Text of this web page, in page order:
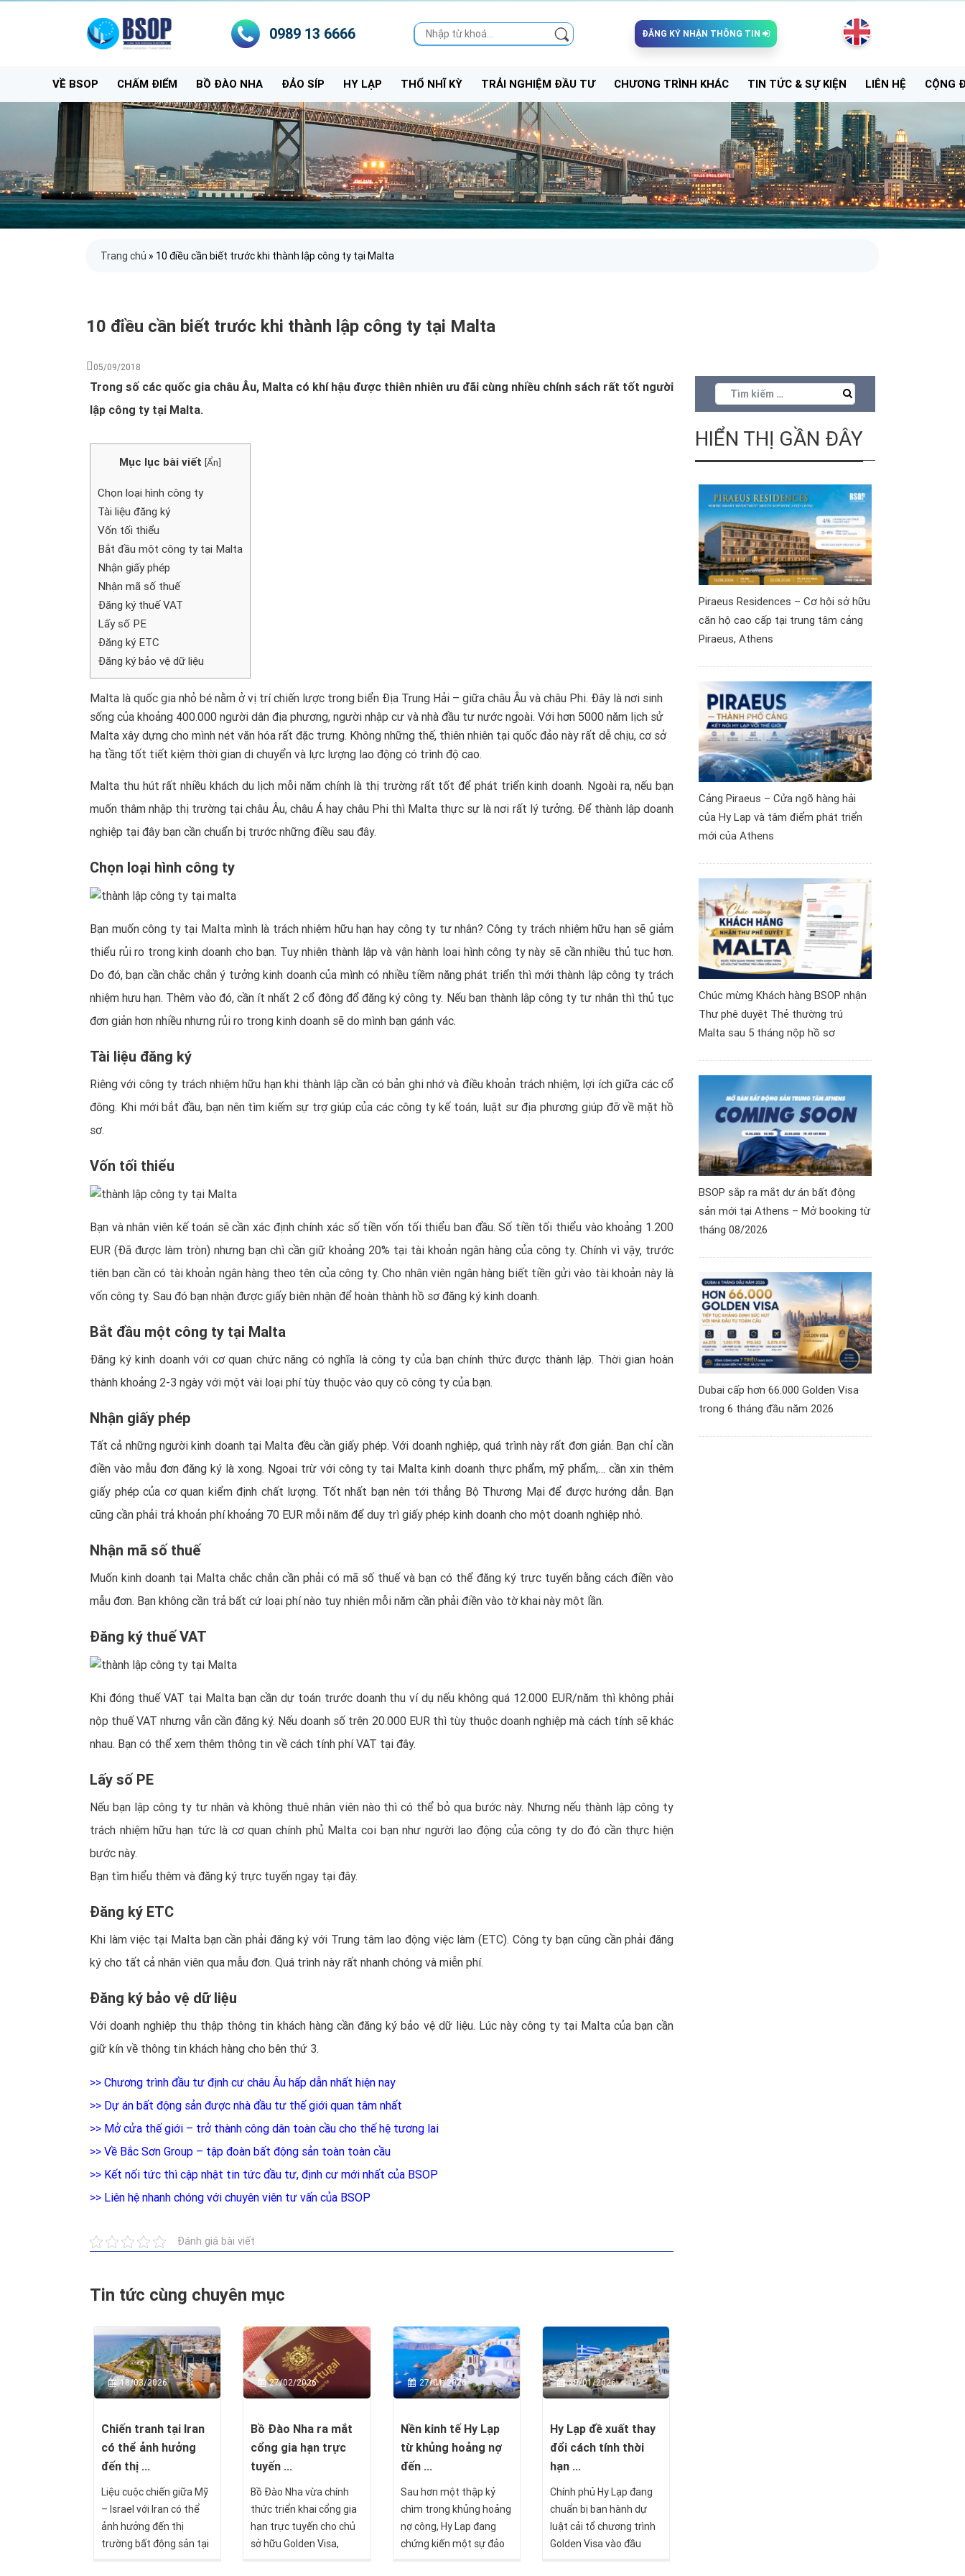
0989 13 6666 ĐĂNG KÝ NHẬN THÔNG TIN
VỀ BSOP CHẤM ĐIỂM BỒ ĐÀO NHA ĐẢO SÍP HY LẠP THỔ NHĨ KỲ TRẢI NGHIỆM ĐẦU TƯ CHƯƠNG TRÌNH KHÁC TIN TỨC & SỰ KIỆN LIÊN HỆ CỘNG
Trang chủ » 10 điều cần biết trước khi thành lập công ty tại Malta
10 điều cần biết trước khi thành lập công ty tại Malta
05/09/2018
Trong số các quốc gia châu Âu, Malta có khí hậu được thiên nhiên ưu đãi cùng nhiều chính sách rất tốt người
lập công ty tại Malta.
Mục lục bài viết [Ẩn]
Chọn loại hình công ty
Tài liệu đăng ký
Vốn tối thiểu
Bắt đầu một công ty tại Malta
Nhận giấy phép
Nhận mã số thuế
Đăng ký thuế VAT
Lấy số PE
Đăng ký ETC
Đăng ký bảo vệ dữ liệu
Malta là quốc gia nhỏ bé nằm ở vị trí chiến lược trong biển Địa Trung Hải – giữa châu Âu và châu Phi. Đây là nơi sinh
sống của khoảng 400.000 người dân địa phương, người nhập cư và nhà đầu tư nước ngoài. Với hơn 5000 năm lịch sử
Malta xây dựng cho mình nét văn hóa rất đặc trưng. Không những thế, thiên nhiên tại quốc đảo này rất dễ chịu, cơ sở
hạ tầng tốt tiết kiệm thời gian di chuyển và lực lượng lao động có trình độ cao.
Malta thu hút rất nhiều khách du lịch mỗi năm chính là thị trường rất tốt để phát triển kinh doanh. Ngoài ra, nếu bạn
muốn thâm nhập thị trường tại châu Âu, châu Á hay châu Phi thì Malta thực sự là nơi rất lý tưởng. Để thành lập doanh
nghiệp tại đây bạn cần chuẩn bị trước những điều sau đây.
Chọn loại hình công ty
Bạn muốn công ty tại Malta mình là trách nhiệm hữu hạn hay công ty tư nhân? Công ty trách nhiệm hữu hạn sẽ giảm
thiểu rủi ro trong kinh doanh cho bạn. Tuy nhiên thành lập và vận hành loại hình công ty này sẽ cần nhiều thủ tục hơn.
Do đó, bạn cần chắc chắn ý tưởng kinh doanh của mình có nhiều tiềm năng phát triển thì mới thành lập công ty trách
nhiệm hưu hạn. Thêm vào đó, cần ít nhất 2 cổ đông đổ đăng ký công ty. Nếu bạn thành lập công ty tư nhân thì thủ tục
đơn giản hơn nhiều nhưng rủi ro trong kinh doanh sẽ do mình bạn gánh vác.
Tài liệu đăng ký
Riêng với công ty trách nhiệm hữu hạn khi thành lập cần có bản ghi nhớ và điều khoản trách nhiệm, lợi ích giữa các cổ
đông. Khi mới bắt đầu, bạn nên tìm kiếm sự trợ giúp của các công ty kế toán, luật sư địa phương giúp đỡ về mặt hồ
sơ.
Vốn tối thiểu
Bạn và nhân viên kế toán sẽ cần xác định chính xác số tiền vốn tối thiểu ban đầu. Số tiền tối thiểu vào khoảng 1.200
EUR (Đã được làm tròn) nhưng bạn chì cần giữ khoảng 20% tại tài khoản ngân hàng của công ty. Chính vì vậy, trước
tiên bạn cần có tài khoản ngân hàng theo tên của công ty. Cho nhân viên ngân hàng biết tiền gửi vào tài khoản này là
vốn công ty. Sau đó bạn nhận được giấy biên nhận để hoàn thành hồ sơ đăng ký kinh doanh.
Bắt đầu một công ty tại Malta
Đăng ký kinh doanh với cơ quan chức năng có nghĩa là công ty của bạn chính thức được thành lập. Thời gian hoàn
thành khoảng 2-3 ngày với một vài loại phí tùy thuộc vào quy cô công ty của bạn.
Nhận giấy phép
Tất cả những người kinh doanh tại Malta đều cần giấy phép. Với doanh nghiệp, quá trình này rất đơn giản. Bạn chỉ cần
điền vào mẫu đơn đăng ký là xong. Ngoại trừ với công ty tại Malta kinh doanh thực phẩm, mỹ phẩm,… cần xin thêm
giấy phép của cơ quan kiểm định chất lượng. Tốt nhất bạn nên tới thẳng Bộ Thương Mại để được hướng dẫn. Bạn
cũng cần phải trả khoản phí khoảng 70 EUR mỗi năm để duy trì giấy phép kinh doanh cho một doanh nghiệp nhỏ.
Nhận mã số thuế
Muốn kinh doanh tại Malta chắc chắn cần phải có mã số thuế và bạn có thể đăng ký trực tuyến bằng cách điền vào
mẫu đơn. Bạn không cần trả bất cứ loại phí nào tuy nhiên mỗi năm cần phải điền vào tờ khai này một lần.
Đăng ký thuế VAT
Khi đóng thuế VAT tại Malta bạn cần dự toán trước doanh thu ví dụ nếu không quá 12.000 EUR/năm thì không phải
nộp thuế VAT nhưng vẫn cần đăng ký. Nếu doanh số trên 20.000 EUR thì tùy thuộc doanh nghiệp mà cách tính sẽ khác
nhau. Bạn có thể xem thêm thông tin về cách tính phí VAT tại đây.
Lấy số PE
Nếu bạn lập công ty tư nhân và không thuê nhân viên nào thì có thể bỏ qua bước này. Nhưng nếu thành lập công ty
trách nhiệm hữu hạn tức là cơ quan chính phủ Malta coi bạn như người lao động của công ty do đó cần thực hiện
bước này.
Bạn tìm hiểu thêm và đăng ký trực tuyến ngay tại đây.
Đăng ký ETC
Khi làm việc tại Malta bạn cần phải đăng ký với Trung tâm lao động việc làm (ETC). Công ty bạn cũng cần phải đăng
ký cho tất cả nhân viên qua mẫu đơn. Quá trình này rất nhanh chóng và miễn phí.
Đăng ký bảo vệ dữ liệu
Với doanh nghiệp thu thập thông tin khách hàng cần đăng ký bảo vệ dữ liệu. Lúc này công ty tại Malta của bạn cần
giữ kín về thông tin khách hàng cho bên thứ 3.
>> Chương trình đầu tư định cư châu Âu hấp dẫn nhất hiện nay
>> Dự án bất động sản được nhà đầu tư thế giới quan tâm nhất
>> Mở cửa thế giới – trở thành công dân toàn cầu cho thế hệ tương lai
>> Về Bắc Sơn Group – tập đoàn bất động sản toàn toàn cầu
>> Kết nối tức thì cập nhật tin tức đầu tư, định cư mới nhất của BSOP
>> Liên hệ nhanh chóng với chuyên viên tư vấn của BSOP
Đánh giá bài viết
Tin tức cùng chuyên mục
18/03/2026
Chiến tranh tại Iran
có thể ảnh hưởng
đến thị ...
Liệu cuộc chiến giữa Mỹ
– Israel với Iran có thể
ảnh hưởng đến thị
trường bất động sản tại
27/02/2026
Bồ Đào Nha ra mắt
cổng gia hạn trực
tuyến ...
Bồ Đào Nha vừa chính
thức triển khai cổng gia
hạn trực tuyến cho chủ
sở hữu Golden Visa,
27/01/2026
Nền kinh tế Hy Lạp
từ khủng hoảng nợ
đến ...
Sau hơn một thập kỷ
chìm trong khủng hoảng
nợ công, Hy Lạp đang
chứng kiến một sự đảo
19/01/2026
Hy Lạp đề xuất thay
đổi cách tính thời
hạn ...
Chính phủ Hy Lạp đang
chuẩn bị ban hành dự
luật cải tổ chương trình
Golden Visa vào đầu
HIỂN THỊ GẦN ĐÂY
Piraeus Residences – Cơ hội sở hữu
căn hộ cao cấp tại trung tâm cảng
Piraeus, Athens
Cảng Piraeus – Cửa ngõ hàng hải
của Hy Lạp và tâm điểm phát triển
mới của Athens
Chúc mừng Khách hàng BSOP nhận
Thư phê duyệt Thẻ thường trú
Malta sau 5 tháng nộp hồ sơ
BSOP sắp ra mắt dự án bất động
sản mới tại Athens – Mở booking từ
tháng 08/2026
Dubai cấp hơn 66.000 Golden Visa
trong 6 tháng đầu năm 2026